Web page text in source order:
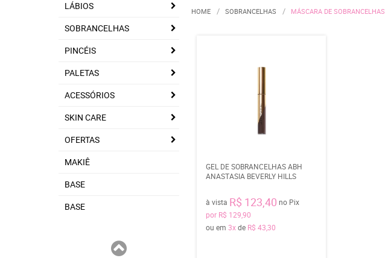
LÁBIOS
SOBRANCELHAS
PINCÉIS
PALETAS
ACESSÓRIOS
SKIN CARE
OFERTAS
MAKIÊ
BASE
BASE
HOME SOBRANCELHAS MÁSCARA DE SOBRANCELHAS
GEL DE SOBRANCELHAS ABH
ANASTASIA BEVERLY HILLS
à vista R$ 123,40 no Pix
por R$ 129,90
ou em3xde R$ 43,30